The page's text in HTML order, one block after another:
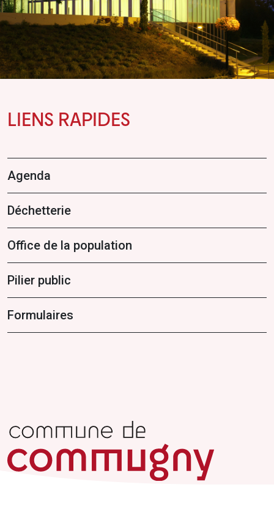
LIENS RAPIDES
Agenda
Déchetterie
Office de la population
Pilier public
Formulaires